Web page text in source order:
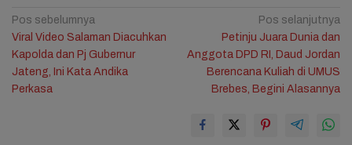
Navigasi
pos
Pos sebelumnya
Viral Video Salaman Diacuhkan
Kapolda dan Pj Gubernur
Jateng, Ini Kata Andika
Perkasa
Pos selanjutnya
Petinju Juara Dunia dan
Anggota DPD RI, Daud Jordan
Berencana Kuliah di UMUS
Brebes, Begini Alasannya